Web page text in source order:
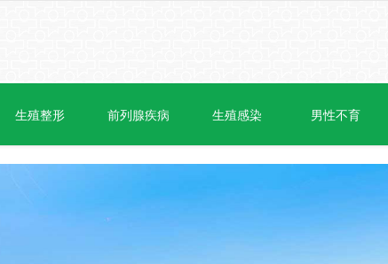
生殖整形 前列腺疾病 生殖感染 男性不育